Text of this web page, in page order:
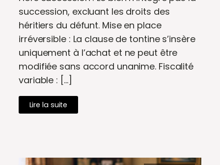
succession, excluant les droits des
héritiers du défunt. Mise en place
irréversible : La clause de tontine s’insère
uniquement à l’achat et ne peut être
modifiée sans accord unanime. Fiscalité
variable : […]
Lire la suite